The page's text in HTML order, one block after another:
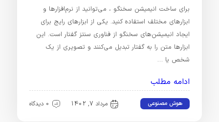
برای ساخت انیمیشن سخنگو ، می‌توانید از نرم‌افزارها و
ابزارهای مختلف استفاده کنید. یکی از ابزارهای رایج برای
ایجاد انیمیشن‌های سخنگو از فناوری سنتز گفتار است. این
ابزارها متن را به گفتار تبدیل می‌کنند و تصویری از یک
شخص یا …
ادامه مطلب
هوش مصنوعی مرداد 7, 1402 0 دیدگاه